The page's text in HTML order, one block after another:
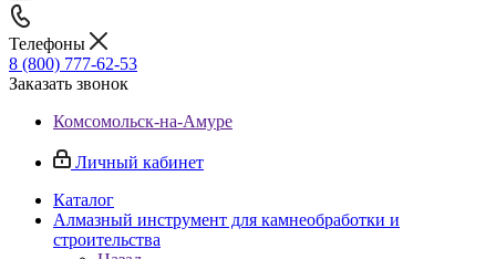
Телефоны
8 (800) 777-62-53
Заказать звонок
Комсомольск-на-Амуре
Личный кабинет
Каталог
Алмазный инструмент для камнеобработки и
строительства